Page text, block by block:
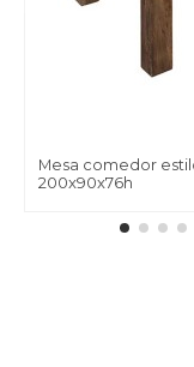
Mesa comedor
200x90x76h